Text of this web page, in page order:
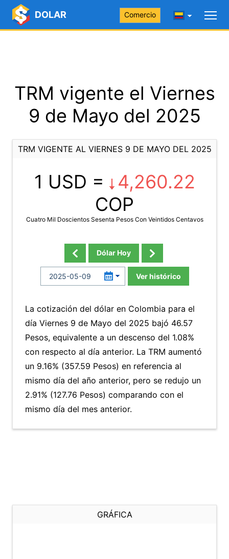
DOLAR Comercio
TRM vigente el Viernes
9 de Mayo del 2025
TRM VIGENTE AL VIERNES 9 DE MAYO DEL 2025
1 USD =
4,260.22
COP
Cuatro Mil Doscientos Sesenta Pesos Con Veintidos Centavos
Dólar Hoy
Ver histórico
La cotización del dólar en Colombia para el
día Viernes 9 de Mayo del 2025 bajó 46.57
Pesos, equivalente a un descenso del 1.08%
con respecto al día anterior. La TRM aumentó
un 9.16% (357.59 Pesos) en referencia al
mismo día del año anterior, pero se redujo un
2.91% (127.76 Pesos) comparando con el
mismo día del mes anterior.
GRÁFICA